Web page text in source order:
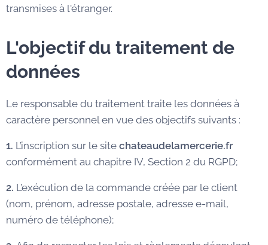
transmises à l'étranger.
L'objectif du traitement de
données
Le responsable du traitement traite les données à
caractère personnel en vue des objectifs suivants :
1. L’inscription sur le site chateaudelamercerie.fr
conformément au chapitre IV, Section 2 du RGPD;
2. L’exécution de la commande créée par le client
(nom, prénom, adresse postale, adresse e-mail,
numéro de téléphone);